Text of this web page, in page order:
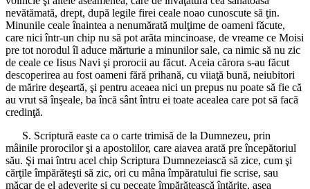
nevătămată, drept, după legile firei ceale noao cunoscute să ţin.
Minunile ceale înaintea a nenumărată mulţime de oameni făcute,
care nici într-un chip nu să pot arăta mincinoase, de vreame ce Moisi
pre tot norodul îl aduce mărturie a minunilor sale, ca nimic să nu zic
de ceale ce Iisus Navi şi prorocii au făcut. Aceia cărora s-au făcut
descoperirea au fost oameni fără prihană, cu viiaţă bună, neiubitori
de mărire deşeartă, şi pentru aceaea nici un prepus nu poate să fie că
au vrut să înşeale, ba încă sânt întru ei toate acealea care pot să facă
credinţă.
S. Scriptură easte ca o carte trimisă de la Dumnezeu, prin
mâinile prorocilor şi a apostolilor, care aiavea arată pre începătoriul
său. Şi mai întru acel chip Scriptura Dumnezeiască să zice, cum şi
cărţile împărăteşti să zic, ori cu mâna împăratului fie scrise, sau
măcar de el adeverite şi cu peceate împărătească întărite, aşea